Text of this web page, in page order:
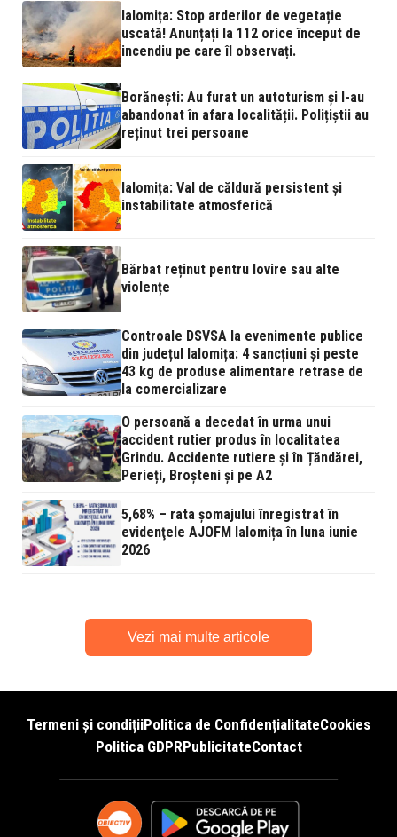
Ialomița: Stop arderilor de vegetație
uscată! Anunțați la 112 orice început de
incendiu pe care îl observați.
Borănești: Au furat un autoturism și l-au
abandonat în afara localității. Polițiștii au
reținut trei persoane
Ialomița: Val de căldură persistent și
instabilitate atmosferică
Bărbat reținut pentru lovire sau alte
violențe
Controale DSVSA la evenimente publice
din județul Ialomița: 4 sancțiuni și peste
43 kg de produse alimentare retrase de
la comercializare
O persoană a decedat în urma unui
accident rutier produs în localitatea
Grindu. Accidente rutiere și în Țăndărei,
Perieți, Broșteni și pe A2
5,68% – rata şomajului înregistrat în
evidenţele AJOFM Ialomița în luna iunie
2026
Vezi mai multe articole
Termeni și condițiiPolitica de ConfidențialitateCookies
Politica GDPRPublicitateContact